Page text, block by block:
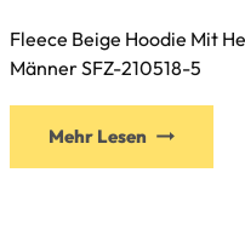
Fleece Beige Hoodie Mit
Männer SFZ-210518-5
Mehr Lesen